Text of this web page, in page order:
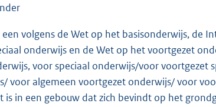
volgens de Wet op het basisonderwijs, de
onderwijs en de Wet op het voortgezet
voor speciaal onderwijs/voor voortgezet
voor algemeen voortgezet onderwijs/ voor
is in een gebouw dat zich bevindt op het